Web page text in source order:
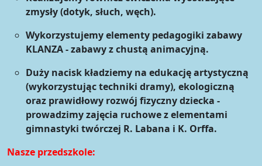
zmysły (dotyk, słuch, węch).
Wykorzystujemy elementy pedagogiki zabawy
KLANZA - zabawy z chustą animacyjną.
Duży nacisk kładziemy na edukację artystyczną
(wykorzystując techniki dramy), ekologiczną
oraz prawidłowy rozwój fizyczny dziecka -
prowadzimy zajęcia ruchowe z elementami
gimnastyki twórczej R. Labana i K. Orffa.
Nasze przedszkole: